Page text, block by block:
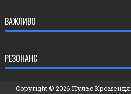
ВАЖЛИВО
РЕЗОНАНС
Copyright © 2026 Пульс Кременця